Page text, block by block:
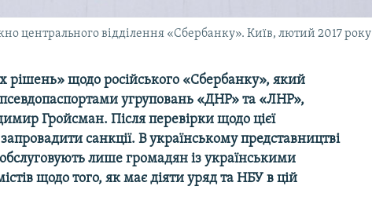
центрального відділення «Сбербанку». Київ, лютий 2017 року
рішень» щодо російського «Сбербанку», який
угруповань «ДНР» та «ЛНР»,
Гройсман. Після перевірки щодо цієї
санкції. В українському представництві
лише громадян із українськими
щодо того, як має діяти уряд та НБУ в цій